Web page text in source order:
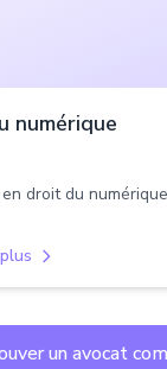
numérique
droit du numérique
un avocat